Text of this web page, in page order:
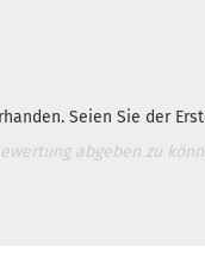
Seien Sie der
abgeben zu